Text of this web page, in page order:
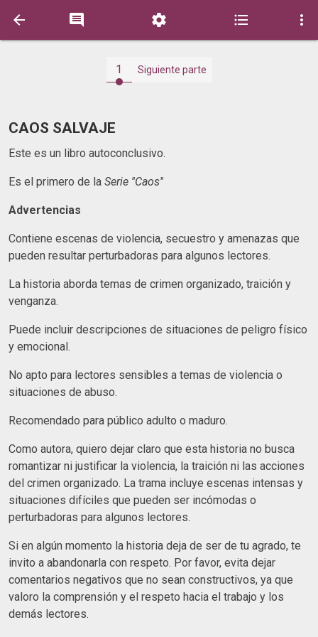
    
1 Siguiente parte
CAOS SALVAJE
Este es un libro autoconclusivo.
Es el primero de la Serie ''Caos''
Advertencias
Contiene escenas de violencia, secuestro y amenazas que
pueden resultar perturbadoras para algunos lectores.
La historia aborda temas de crimen organizado, traición y
venganza.
Puede incluir descripciones de situaciones de peligro físico
y emocional.
No apto para lectores sensibles a temas de violencia o
situaciones de abuso.
Recomendado para público adulto o maduro.
Como autora, quiero dejar claro que esta historia no busca
romantizar ni justificar la violencia, la traición ni las acciones
del crimen organizado. La trama incluye escenas intensas y
situaciones difíciles que pueden ser incómodas o
perturbadoras para algunos lectores.
Si en algún momento la historia deja de ser de tu agrado, te
invito a abandonarla con respeto. Por favor, evita dejar
comentarios negativos que no sean constructivos, ya que
valoro la comprensión y el respeto hacia el trabajo y los
demás lectores.